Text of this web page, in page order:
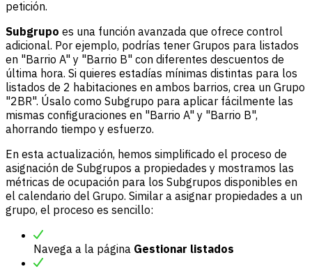
petición.
Subgrupo es una función avanzada que ofrece control
adicional. Por ejemplo, podrías tener Grupos para listados
en "Barrio A" y "Barrio B" con diferentes descuentos de
última hora. Si quieres estadías mínimas distintas para los
listados de 2 habitaciones en ambos barrios, crea un Grupo
"2BR". Úsalo como Subgrupo para aplicar fácilmente las
mismas configuraciones en "Barrio A" y "Barrio B",
ahorrando tiempo y esfuerzo.
En esta actualización, hemos simplificado el proceso de
asignación de Subgrupos a propiedades y mostramos las
métricas de ocupación para los Subgrupos disponibles en
el calendario del Grupo. Similar a asignar propiedades a un
grupo, el proceso es sencillo:
Navega a la página Gestionar listados